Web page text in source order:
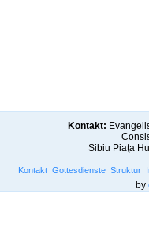
Kontakt:
Sibiu Piaţa
Kontakt Gottesdienste Struktur
by